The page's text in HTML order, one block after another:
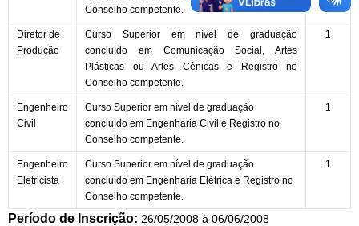
Conselho competente.
Diretor de
Produção
Curso Superior em nível de graduação
concluído em Comunicação Social, Artes
Plásticas ou Artes Cênicas e Registro no
Conselho competente.
1
Engenheiro
Civil
Curso Superior em nível de graduação
concluído em Engenharia Civil e Registro no
Conselho competente.
1
Engenheiro
Eletricista
Curso Superior em nível de graduação
concluído em Engenharia Elétrica e Registro no
Conselho competente.
1
Período de Inscrição: 26/05/2008 à 06/06/2008